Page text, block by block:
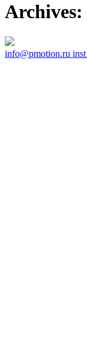
Archives:
info@pmotion.ru inst